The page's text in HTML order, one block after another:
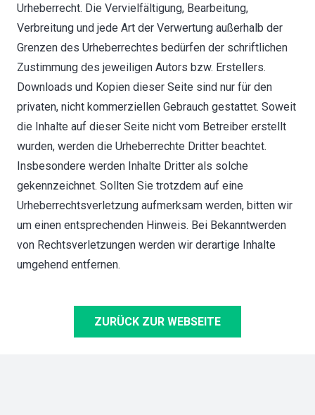
Urheberrecht. Die Vervielfältigung, Bearbeitung,
Verbreitung und jede Art der Verwertung außerhalb der
Grenzen des Urheberrechtes bedürfen der schriftlichen
Zustimmung des jeweiligen Autors bzw. Erstellers.
Downloads und Kopien dieser Seite sind nur für den
privaten, nicht kommerziellen Gebrauch gestattet. Soweit
die Inhalte auf dieser Seite nicht vom Betreiber erstellt
wurden, werden die Urheberrechte Dritter beachtet.
Insbesondere werden Inhalte Dritter als solche
gekennzeichnet. Sollten Sie trotzdem auf eine
Urheberrechtsverletzung aufmerksam werden, bitten wir
um einen entsprechenden Hinweis. Bei Bekanntwerden
von Rechtsverletzungen werden wir derartige Inhalte
umgehend entfernen.
ZURÜCK ZUR WEBSEITE